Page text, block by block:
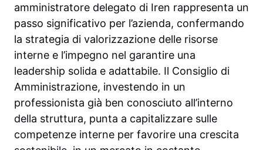
amministratore delegato di Iren rappresenta un
passo significativo per l’azienda, confermando
la strategia di valorizzazione delle risorse
interne e l’impegno nel garantire una
leadership solida e adattabile. Il Consiglio di
Amministrazione, investendo in un
professionista già ben conosciuto all’interno
della struttura, punta a capitalizzare sulle
competenze interne per favorire una crescita